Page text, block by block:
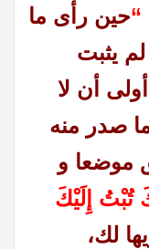
“حين رأى ما
لم يثبت
أن لا
صدر منه
موضعا و
تُبْتُ إِلَيْكَ
لك،